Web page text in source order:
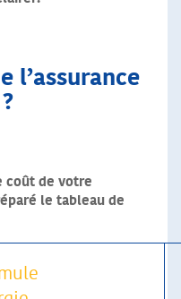
l’assurance
coût de votre
le tableau de